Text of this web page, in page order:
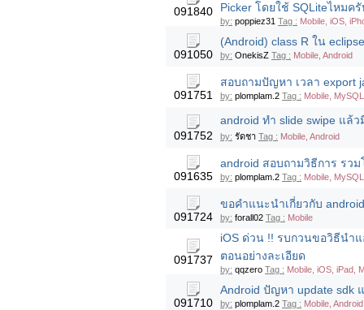
091840
Picker โดยใช้ SQLiteไหมค
by: poppiez31 Tag : Mobile, iOS,
091050
(Android) class R ใน
by: OnekisZ Tag : Mobile, Android
091751
สอบถามปัญหา เวลา export
by: plomplam.2 Tag : Mobile,
091752
android ทำ slide swipe แล้
by: รัดชา Tag : Mobile, Android
091635
android สอบถามวิธีการ รวม
by: plomplam.2 Tag : Mobile,
091724
ขอคำแนะนำเกี่ยวกับ
by: forall02 Tag : Mobile
091737
iOS ด่วน !! รบกวนขอวิธีนำ
ตอนอย่างละเอียด
by: qqzero Tag : Mobile, iOS, iPad,
091710
Android ปัญหา update sdk
by: plomplam.2 Tag : Mobile, Android